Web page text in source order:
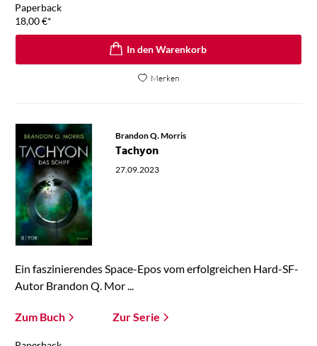
Paperback
18,00€*
In den Warenkorb
Merken
Brandon Q. Morris
Tachyon
27.09.2023
Ein faszinierendes Space-Epos vom erfolgreichen Hard-SF-
Autor Brandon Q. Mor ...
Zum Buch Zur Serie